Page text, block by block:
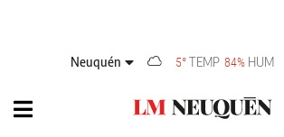
Neuquén 5°TEMP 84% HUM